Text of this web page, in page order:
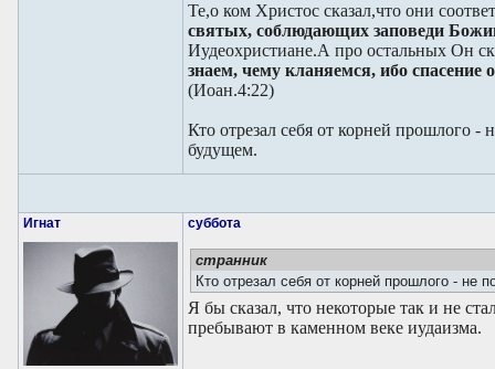
Те,о ком Христос сказал,что они
святых, соблюдающих заповеди
Иудеохристиане.А про остальных Он
знаем, чему кланяемся, ибо спасение
(Иоан.4:22)
Кто отрезал себя от корней прошлого -
будущем.
Игнат суббота
странник
Кто отрезал себя от корней прошлого - не
Я бы сказал, что некоторые так и не
пребывают в каменном веке иудаизма.